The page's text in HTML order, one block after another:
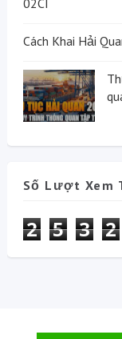
02CI
Cách Khai Hải
Số Lượt Xem
2 5 3 2